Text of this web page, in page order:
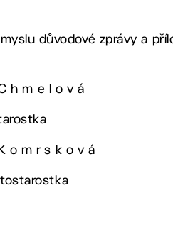
důvodové zprávy a
h m e l o v á
o m r s k o v á